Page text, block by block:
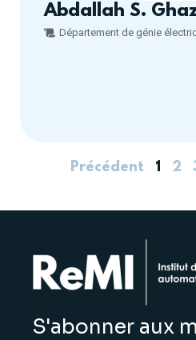
Abdallah S.
Département de génie
Précédent 1 2
S'abonner aux